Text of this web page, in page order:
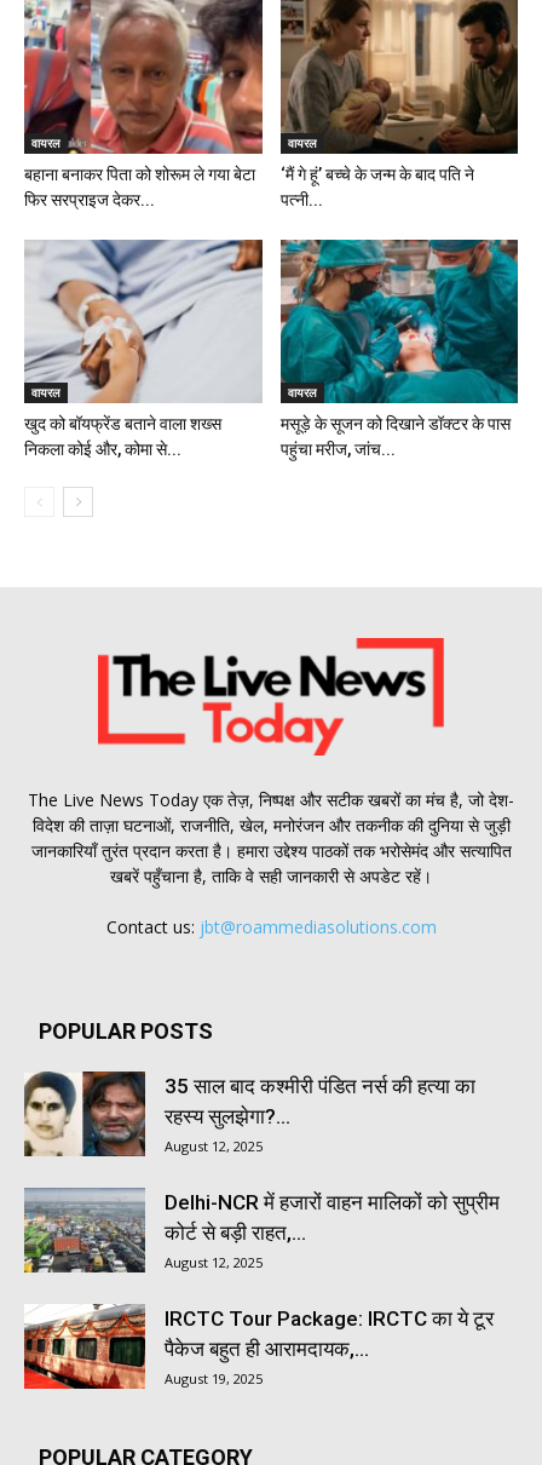
वायरल
बहाना बनाकर पिता को शोरूम ले गया बेटा
फिर सरप्राइज देकर...
वायरल
‘मैं गे हूं’ बच्चे के जन्म के बाद पति ने
पत्नी...
वायरल
खुद को बॉयफ्रेंड बताने वाला शख्स
निकला कोई और, कोमा से...
वायरल
मसूड़े के सूजन को दिखाने डॉक्टर के पास
पहुंचा मरीज, जांच...
The Live News Today एक तेज़, निष्पक्ष और सटीक खबरों का मंच है, जो देश-
विदेश की ताज़ा घटनाओं, राजनीति, खेल, मनोरंजन और तकनीक की दुनिया से जुड़ी
जानकारियाँ तुरंत प्रदान करता है। हमारा उद्देश्य पाठकों तक भरोसेमंद और सत्यापित
खबरें पहुँचाना है, ताकि वे सही जानकारी से अपडेट रहें।
Contact us: jbt@roammediasolutions.com
POPULAR POSTS
35 साल बाद कश्मीरी पंडित नर्स की हत्या का
रहस्य सुलझेगा?...
August 12, 2025
Delhi-NCR में हजारों वाहन मालिकों को सुप्रीम
कोर्ट से बड़ी राहत,...
August 12, 2025
IRCTC Tour Package: IRCTC का ये टूर
पैकेज बहुत ही आरामदायक,...
August 19, 2025
POPULAR CATEGORY